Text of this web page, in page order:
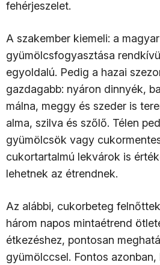
fehérjeszelet.
A szakember kiemeli: a
gyümölcsfogyasztása
egyoldalú. Pedig a hazai
gazdagabb: nyáron dinnyék,
málna, meggy és szeder is
alma, szilva és szőlő. Télen
gyümölcsök vagy
cukortartalmú lekvárok is
lehetnek az étrendnek.
Az alábbi, cukorbeteg
három napos mintaétrend
étkezéshez, pontosan
gyümölccsel. Fontos